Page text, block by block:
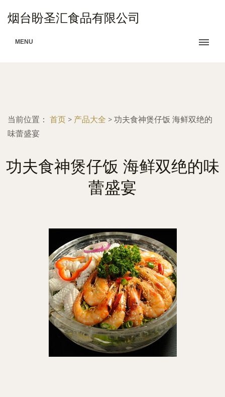
烟台盼圣汇食品有限公司
MENU
当前位置： 首页 > 产品大全 > 功夫食神煲仔饭 海鲜双绝的
味蕾盛宴
功夫食神煲仔饭 海鲜双绝的味
蕾盛宴